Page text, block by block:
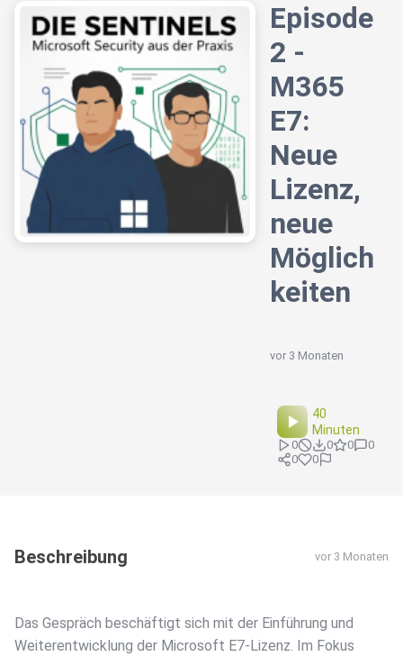
Episode
2 -
M365
E7:
Neue
Lizenz,
neue
Möglich
keiten
vor 3 Monaten
40
Minuten
0 0 0
0
0
0
Beschreibung vor 3 Monaten
Das Gespräch beschäftigt sich mit der Einführung und
Weiterentwicklung der Microsoft E7-Lizenz. Im Fokus